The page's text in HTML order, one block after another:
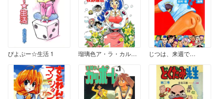
ぴよぷー☆生活 1 瑠璃色ア・ラ・カルト 1 じつは、来週で…